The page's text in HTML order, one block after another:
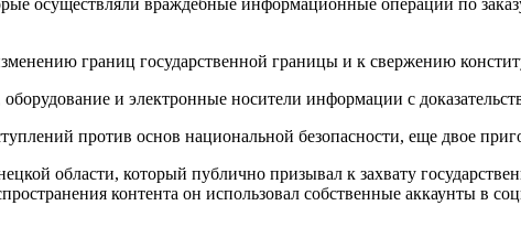
границ государственной границы и к свержению
и электронные носители информации с
против основ национальной безопасности, еще двое
области, который публично призывал к захвату
контента он использовал собственные аккаунты в